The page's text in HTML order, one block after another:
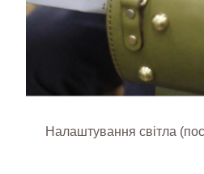
Налаштування світла